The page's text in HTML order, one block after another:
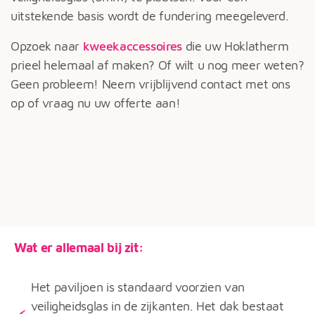
uitstekende basis wordt de fundering meegeleverd.
Opzoek naar kweekaccessoiresdie uw Hoklatherm
prieel helemaal af maken? Of wilt u nog meer weten?
Geen probleem! Neem vrijblijvend contact met ons
op of vraag nu uw offerte aan!
Wat er allemaal bij zit:
Het paviljoen is standaard voorzien van
veiligheidsglas in de zijkanten. Het dak bestaat